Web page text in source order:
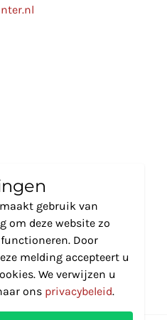
gebruik van
om deze website zo
Door
melding accepteert u
We verwijzen u
ons privacybeleid.